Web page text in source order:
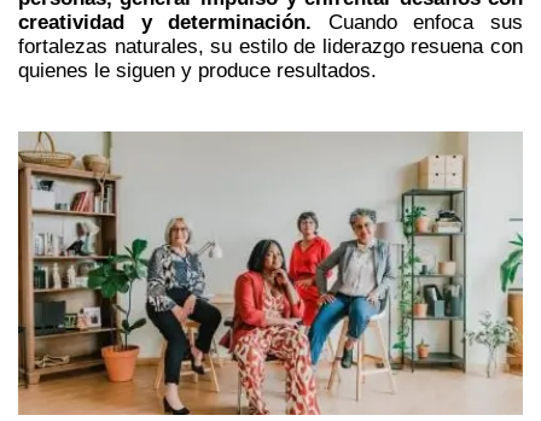
creatividad y determinación. Cuando enfoca sus
fortalezas naturales, su estilo de liderazgo resuena con
quienes le siguen y produce resultados.